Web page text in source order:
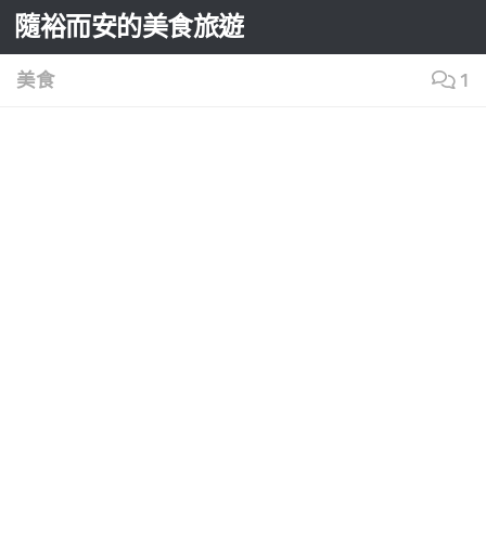
Skip to content
隨裕而安的美食旅遊
美食 1